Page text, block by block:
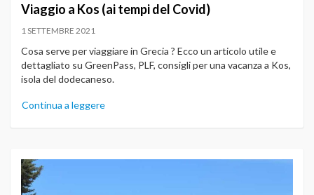
Viaggio a Kos (ai tempi del Covid)
1 SETTEMBRE 2021
Cosa serve per viaggiare in Grecia ? Ecco un articolo utile e
dettagliato su GreenPass, PLF, consigli per una vacanza a Kos,
isola del dodecaneso.
Continua a leggere